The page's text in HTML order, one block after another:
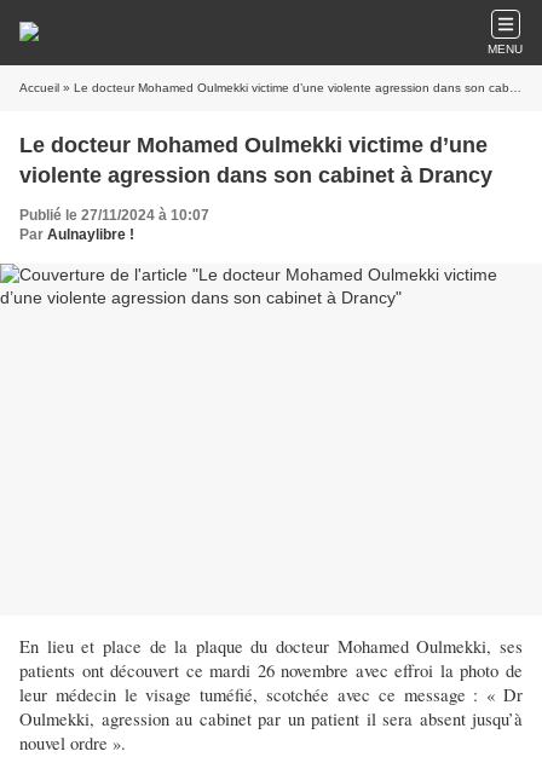
MENU
Accueil » Le docteur Mohamed Oulmekki victime d’une violente agression dans son cabinet à Drancy
Le docteur Mohamed Oulmekki victime d’une
violente agression dans son cabinet à Drancy
Publié le 27/11/2024 à 10:07
Par Aulnaylibre !
En lieu et place de la plaque du docteur Mohamed Oulmekki, ses
patients ont découvert ce mardi 26 novembre avec effroi la photo de
leur médecin le visage tuméfié, scotchée avec ce message : « Dr
Oulmekki, agression au cabinet par un patient il sera absent jusqu’à
nouvel ordre ».